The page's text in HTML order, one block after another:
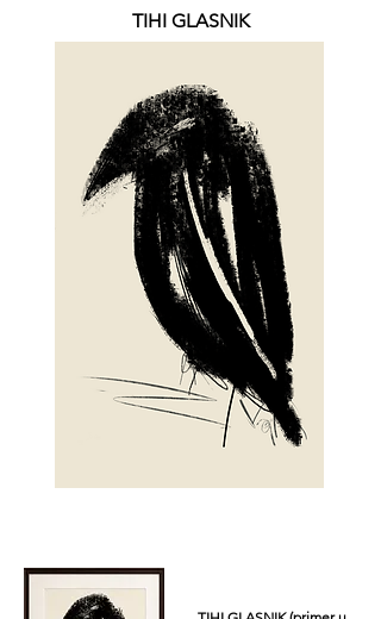
TIHI GLASNIK